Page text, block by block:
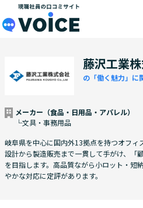
メインコンテンツにスキップ
藤沢工業
の「働く魅力」に
メーカー（食品・日用品・アパレル）
└文具・事務用品
岐阜県を中心に国内外13拠点を持つオフィ
設計から製造販売まで一貫して手がけ、「
を目指します。高品質ながら小ロット・短
やかな対応に定評があります。